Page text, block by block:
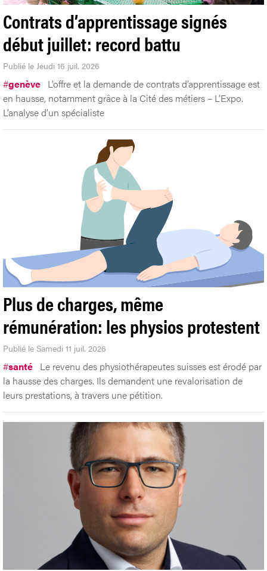
Contrats d’apprentissage signés
début juillet: record battu
Publié le Jeudi 16 juil. 2026
#genève L’offre et la demande de contrats d’apprentissage est
en hausse, notamment grâce à la Cité des métiers – L’Expo.
L’analyse d’un spécialiste
Plus de charges, même
rémunération: les physios protestent
Publié le Samedi 11 juil. 2026
#santé Le revenu des physiothérapeutes suisses est érodé par
la hausse des charges. Ils demandent une revalorisation de
leurs prestations, à travers une pétition.